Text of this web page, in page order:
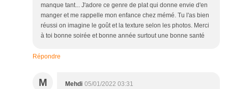
manque tant... J'adore ce genre de plat qui donne envie d'en
manger et me rappelle mon enfance chez mémé. Tu l'as bien
réussi on imagine le goût et la texture selon les photos. Merci
à toi bonne soirée et bonne année surtout une bonne santé
Répondre
M Mehdi 05/01/2022 03:31